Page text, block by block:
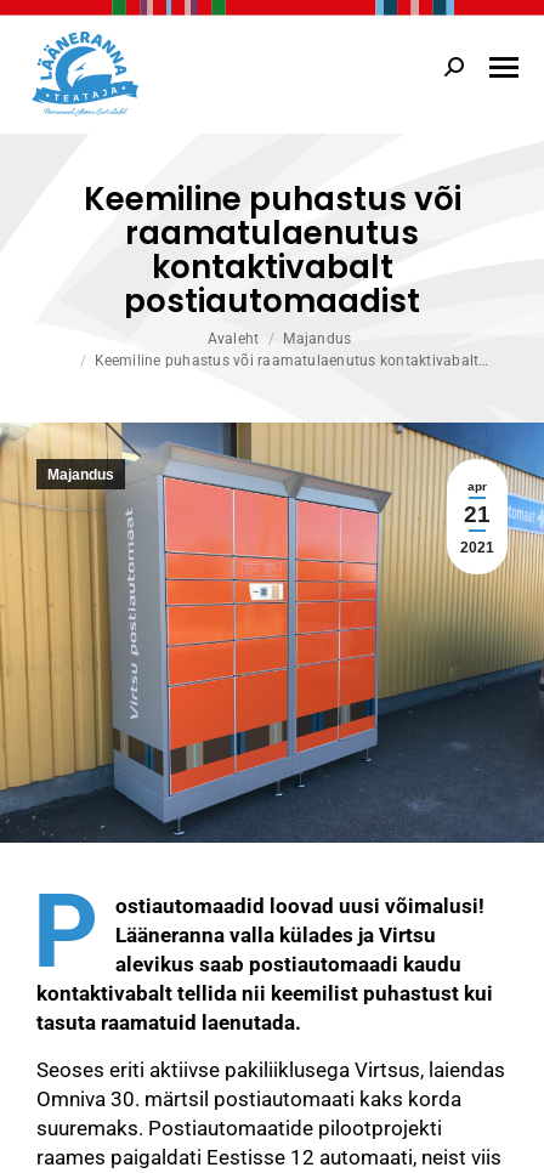
Search:
Keemiline puhastus või
raamatulaenutus
kontaktivabalt
postiautomaadist
Avaleht
Majandus
Keemiline puhastus või raamatulaenutus kontaktivabalt…
apr
21
2021
Majandus
P
ostiautomaadid loovad uusi võimalusi!
Lääneranna valla külades ja Virtsu
alevikus saab postiautomaadi kaudu
kontaktivabalt tellida nii keemilist puhastust kui
tasuta raamatuid laenutada.
Seoses eriti aktiivse pakiliiklusega Virtsus, laiendas
Omniva 30. märtsil postiautomaati kaks korda
suuremaks. Postiautomaatide pilootprojekti
raames paigaldati Eestisse 12 automaati, neist viis